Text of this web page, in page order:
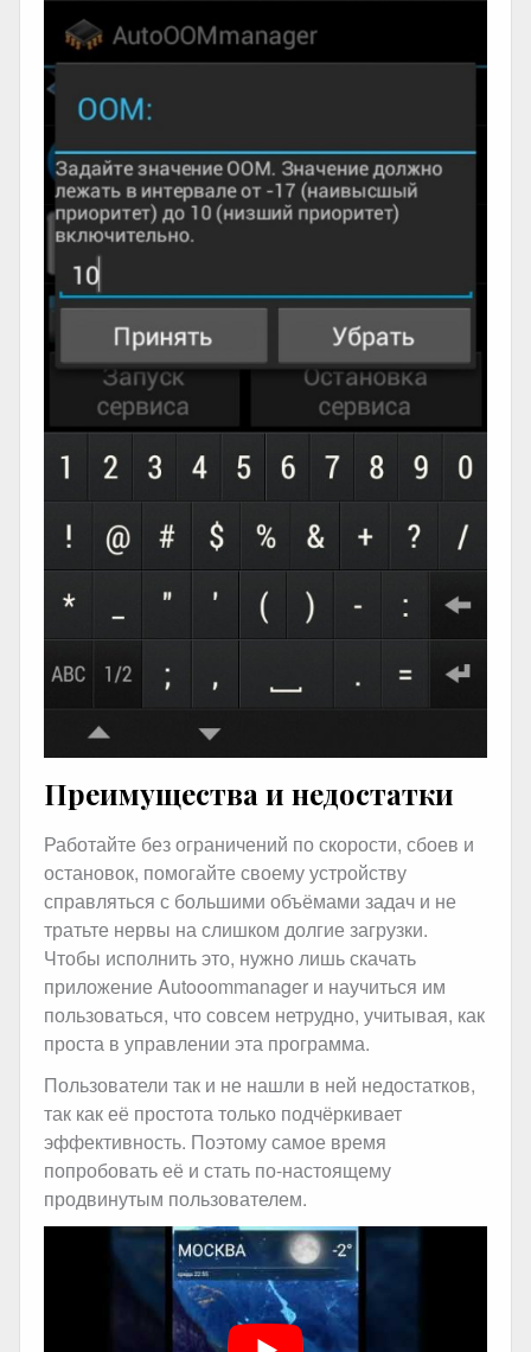
Преимущества и недостатки
Работайте без ограничений по скорости, сбоев и
остановок, помогайте своему устройству
справляться с большими объёмами задач и не
тратьте нервы на слишком долгие загрузки.
Чтобы исполнить это, нужно лишь скачать
приложение Autooommanager и научиться им
пользоваться, что совсем нетрудно, учитывая, как
проста в управлении эта программа.
Пользователи так и не нашли в ней недостатков,
так как её простота только подчёркивает
эффективность. Поэтому самое время
попробовать её и стать по-настоящему
продвинутым пользователем.